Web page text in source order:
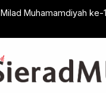
Milad Muhamamdiyah ke-
Program Double Track In